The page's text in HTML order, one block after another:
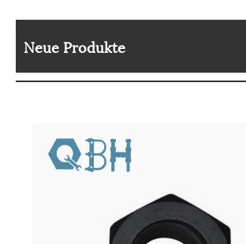
Neue Produkte